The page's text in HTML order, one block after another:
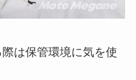
は保管環境に気を使